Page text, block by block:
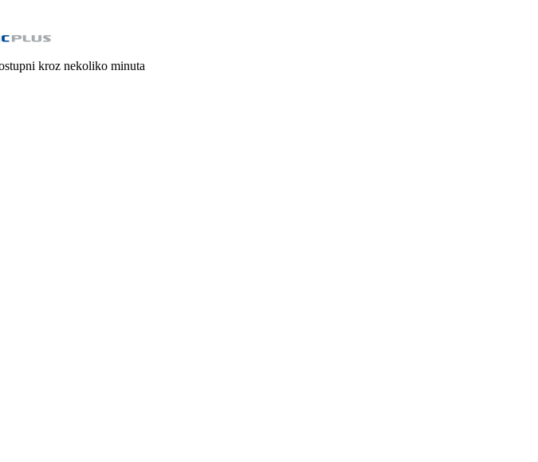
kroz nekoliko minuta